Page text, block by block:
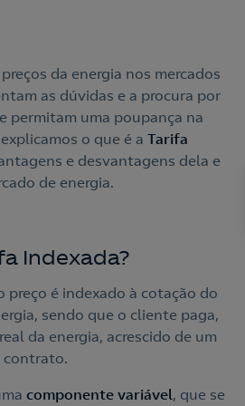
da energia nos mercados
as dúvidas e a procura por
permitam uma poupança na
o que é a Tarifa
e desvantagens dela e
de energia.
Indexada?
preço é indexado à cotação do
sendo que o cliente paga,
da energia, acrescido de um
contrato.
componente variável, que se